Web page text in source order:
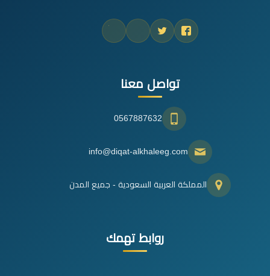
تواصل معنا
0567887632
info@diqat-alkhaleeg.com
المملكة العربية السعودية - جميع المدن
روابط تهمك